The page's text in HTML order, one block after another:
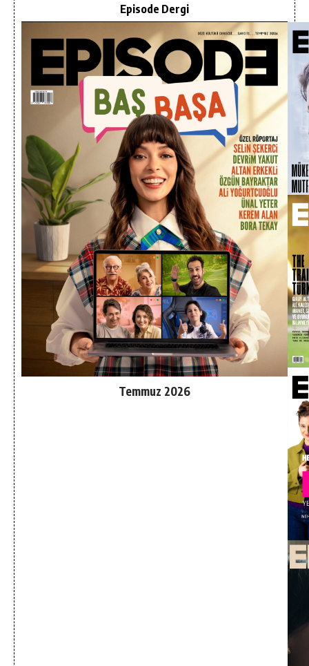
Episode Dergi
Temmuz 2026